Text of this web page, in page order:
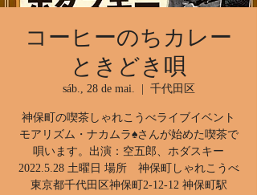
コーヒーのちカレー
ときどき唄
sáb., 28 de mai. 千代田区
神保町の喫茶しゃれこうべライブイベント
モアリズム・ナカムラ♠︎さんが始めた喫茶で
唄います。出演：空五郎、ホダスキー
2022.5.28 土曜日 場所 神保町しゃれこうべ
東京都千代田区神保町2-12-12 神保町駅